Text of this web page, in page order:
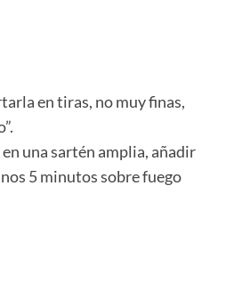
en tiras, no muy finas,
una sartén amplia, añadir
5 minutos sobre fuego